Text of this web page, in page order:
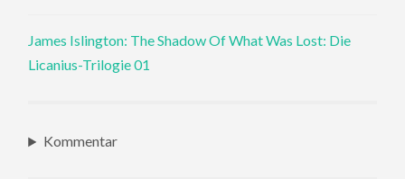
James Islington: The Shadow Of What Was Lost: Die
Licanius-Trilogie 01
Kommentar